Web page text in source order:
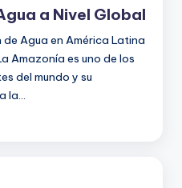
a Nivel Global
Agua en América Latina
Amazonía es uno de los
del mundo y su
la…